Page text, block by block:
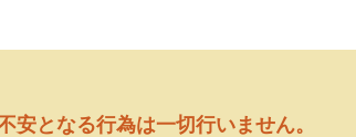
安となる行為は一切行いません。